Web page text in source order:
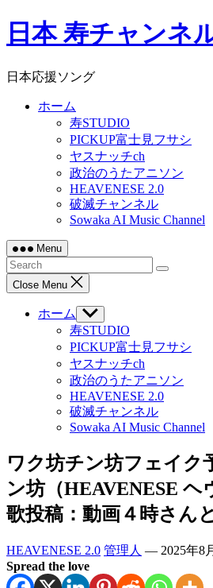
Skip
to日本 寿チャンネ
日本応援ソング
ホーム
寿STUDIO
PICKUP富士見フサシ
ヤスナッチch
政治のうたアニソン
HEAVENESE 2.0
破滅チャンネル
Sowaka AI Music Channel
Menu
Close Menu
ホーム
Show
sub
menu
寿STUDIO
PICKUP富士見フサシ
ヤスナッチch
政治のうたアニソン
HEAVENESE 2.0
破滅チャンネル
Sowaka AI Music Channel
ワク坊チン坊フェイク
ン坊（HEAVENESE
歌投稿：動画４時さん
HEAVENESE 2.0 管理人 — 2025年8
Spread the love